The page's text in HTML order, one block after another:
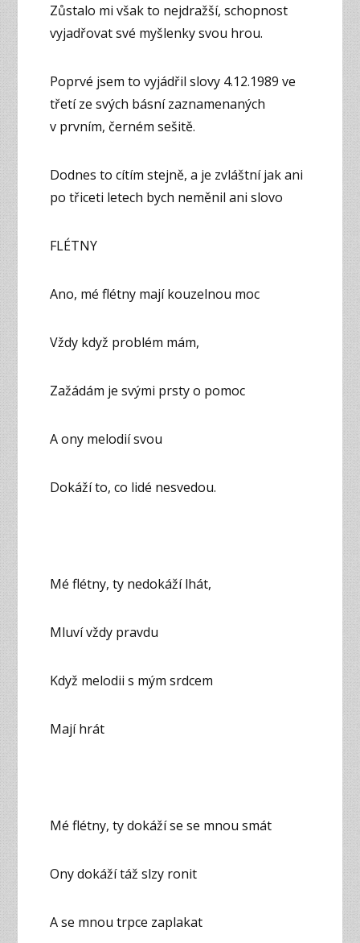
Zůstalo mi však to nejdražší, schopnost
vyjadřovat své myšlenky svou hrou.
Poprvé jsem to vyjádřil slovy 4.12.1989 ve
třetí ze svých básní zaznamenaných
v prvním, černém sešitě.
Dodnes to cítím stejně, a je zvláštní jak ani
po třiceti letech bych neměnil ani slovo
FLÉTNY
Ano, mé flétny mají kouzelnou moc
Vždy když problém mám,
Zažádám je svými prsty o pomoc
A ony melodií svou
Dokáží to, co lidé nesvedou.
Mé flétny, ty nedokáží lhát,
Mluví vždy pravdu
Když melodii s mým srdcem
Mají hrát
Mé flétny, ty dokáží se se mnou smát
Ony dokáží táž slzy ronit
A se mnou trpce zaplakat